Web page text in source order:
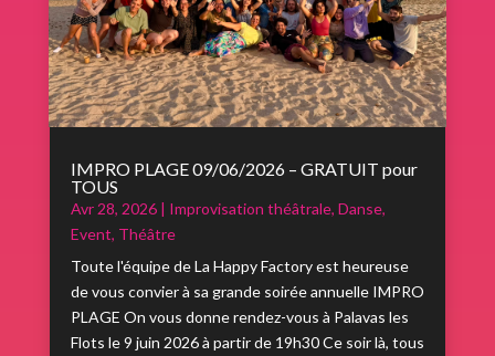
IMPRO PLAGE 09/06/2026 – GRATUIT pour
TOUS
Avr 28, 2026| Improvisation théâtrale, Danse,
Event, Théâtre
Toute l'équipe de La Happy Factory est heureuse
de vous convier à sa grande soirée annuelle IMPRO
PLAGE On vous donne rendez-vous à Palavas les
Flots le 9 juin 2026 à partir de 19h30 Ce soir là, tous